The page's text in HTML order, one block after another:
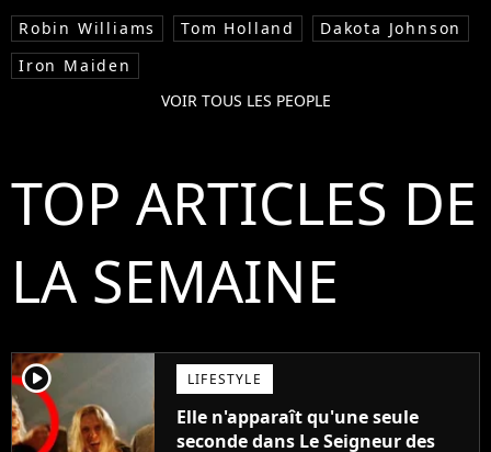
Robin Williams Tom Holland
Dakota Johnson
Iron Maiden
VOIR TOUS LES PEOPLE
TOP ARTICLES DE
LA SEMAINE
player2 LIFESTYLE
Elle n'apparaît qu'une seule
seconde dans Le Seigneur des